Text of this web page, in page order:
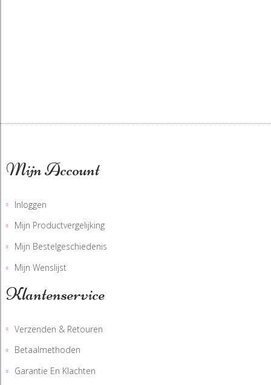
Mijn Account
Inloggen
Mijn Productvergelijking
Mijn Bestelgeschiedenis
Mijn Wenslijst
Klantenservice
Verzenden & Retouren
Betaalmethoden
Garantie En Klachten